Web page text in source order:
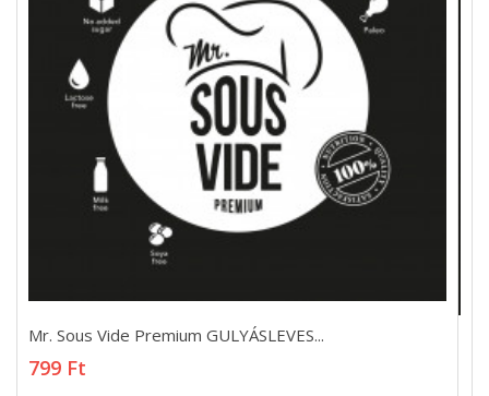
799 Ft
Mr. Sous Vide Premium GULYÁSLEVES...
799 Ft